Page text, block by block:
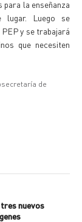
la enseñanza
lugar. Luego se
y se trabajará
que necesiten
de
nuevos